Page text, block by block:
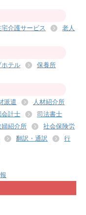
宅介護サービス
老人
ホテル
保養所
派遣
人材紹介所
計士
司法書士
紹介所
社会保険労
翻訳・通訳
行